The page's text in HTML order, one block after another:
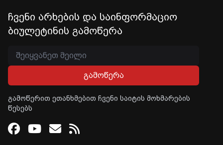
ჩვენი არხების და საინფორმაციო
ბიულეტინის გამოწერა
გამოწერა
გამოწერით ეთანხმებით ჩვენი საიტის მოხმარების
წესებს
Facebook
Youtube
Email
RSS